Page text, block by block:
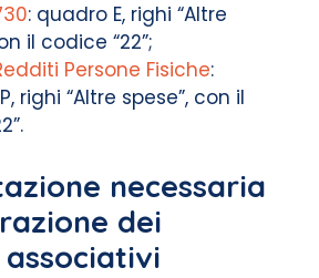
: quadro E, righi “Altre
il codice “22”;
Persone Fisiche:
righi “Altre spese”, con il
necessaria
dei